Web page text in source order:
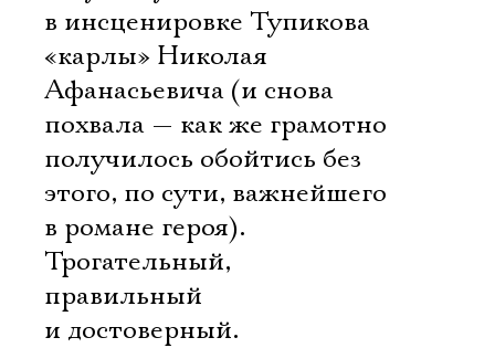
в инсценировке Тупикова
«карлы» Николая
Афанасьевича (и снова
похвала — как же грамотно
получилось обойтись без
этого, по сути, важнейшего
в романе героя).
Трогательный,
правильный
и достоверный.